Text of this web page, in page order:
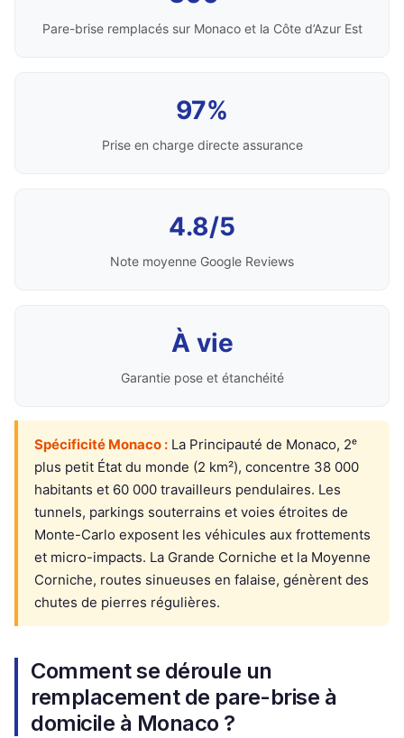
Pare-brise remplacés sur Monaco et la Côte d’Azur Est
97%
Prise en charge directe assurance
4.8/5
Note moyenne Google Reviews
À vie
Garantie pose et étanchéité
Spécificité Monaco : La Principauté de Monaco, 2ᵉ
plus petit État du monde (2 km²), concentre 38 000
habitants et 60 000 travailleurs pendulaires. Les
tunnels, parkings souterrains et voies étroites de
Monte-Carlo exposent les véhicules aux frottements
et micro-impacts. La Grande Corniche et la Moyenne
Corniche, routes sinueuses en falaise, génèrent des
chutes de pierres régulières.
Comment se déroule un
remplacement de pare-brise à
domicile à Monaco ?